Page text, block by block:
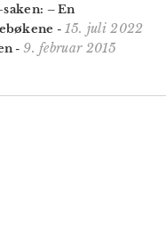
– En
- 15. juli 2022
-9. februar 2015